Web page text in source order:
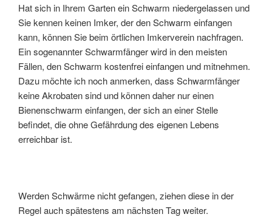
Hat sich in Ihrem Garten ein Schwarm niedergelassen und
Sie kennen keinen Imker, der den Schwarm einfangen
kann, können Sie beim örtlichen Imkerverein nachfragen.
Ein sogenannter Schwarmfänger wird in den meisten
Fällen, den Schwarm kostenfrei einfangen und mitnehmen.
Dazu möchte ich noch anmerken, dass Schwarmfänger
keine Akrobaten sind und können daher nur einen
Bienenschwarm einfangen, der sich an einer Stelle
befindet, die ohne Gefährdung des eigenen Lebens
erreichbar ist.
Werden Schwärme nicht gefangen, ziehen diese in der
Regel auch spätestens am nächsten Tag weiter.